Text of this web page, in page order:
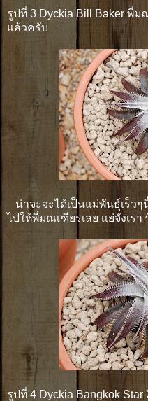
รูปที่ 3 Dyckia Bill Baker พี่
แล้วครับ
น่าจะจะได้เป็นแม่พันธุ์เร็วๆ
ไปให้พี่มณเฑียรเลย เเย่จังเรา
รูปที่ 4 Dyckia Bangkok Star